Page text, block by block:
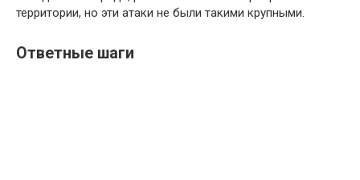
территории, но эти атаки не были такими крупными.
Ответные шаги